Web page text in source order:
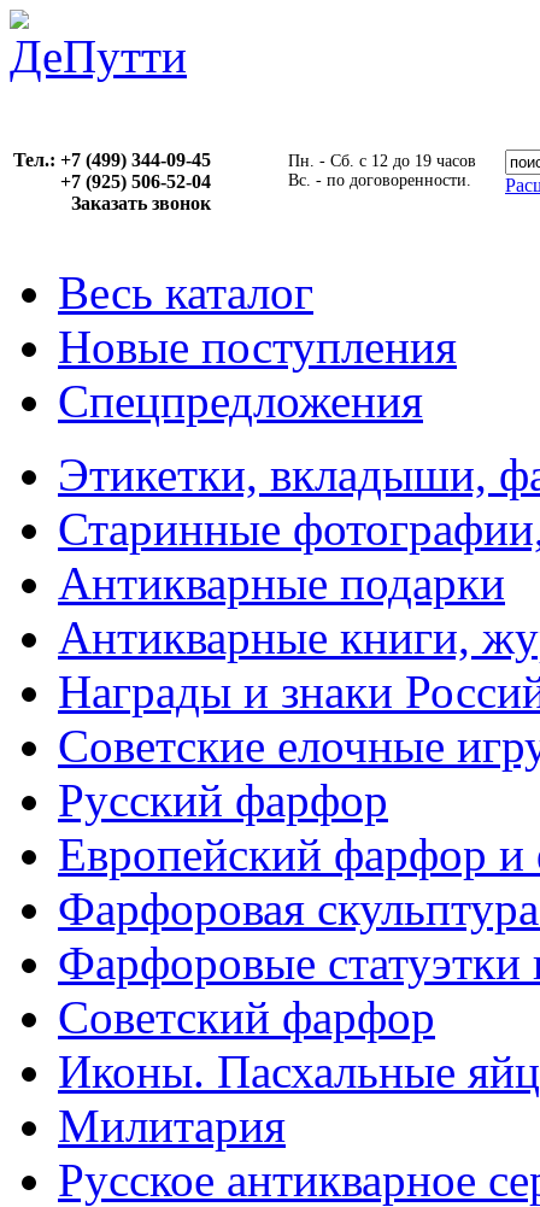
Тел.: +7 (499) 344-09-45
(925) 506-52-04
Заказать звонок
Пн. - Сб. с 12 до 19 часов
Вс. - по договоренности.
Весь каталог
Новые поступления
Спецпредложения
Этикетки, вкладыши,
Старинные
Антикварные подарки
Антикварные книги,
Награды и знаки
Советские елочные
Русский фарфор
Европейский фарфор и
Фарфоровая
Фарфоровые
Советский фарфор
Иконы. Пасхальные
Милитария
Русское антикварное